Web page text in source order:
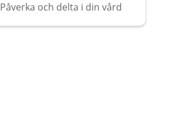
Påverka och delta i din vård